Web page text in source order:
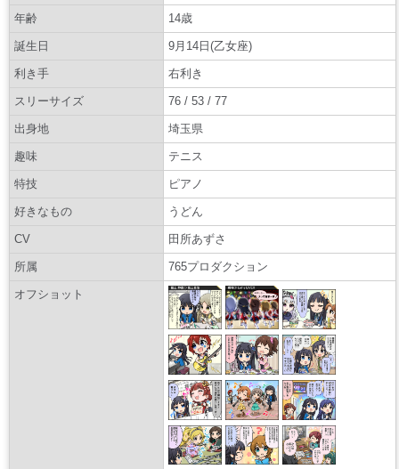
年齢 14歳
誕生日 9月14日(乙女座)
利き手 右利き
スリーサイズ 76 / 53 / 77
出身地 埼玉県
趣味 テニス
特技 ピアノ
好きなもの うどん
CV 田所あずさ
所属 765プロダクション
オフショット